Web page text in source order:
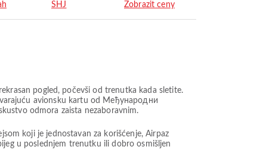
SHJ Zobrazit ceny
pogled, počevši od trenutka kada sletite.
avionsku kartu od Међународни
odmora zaista nezaboravnim.
koji je jednostavan za korišćenje, Airpaz
u poslednjem trenutku ili dobro osmišljen